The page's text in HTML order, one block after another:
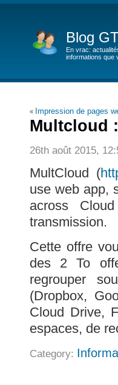
Blog
En vrac:
informations que
« Impression de pages
Multcloud
26th août 2015,
MultCloud (
use web app,
across
transmission.
Cette offre
des 2 To
regrouper
(Dropbox,
Cloud Drive,
espaces, de
Category: